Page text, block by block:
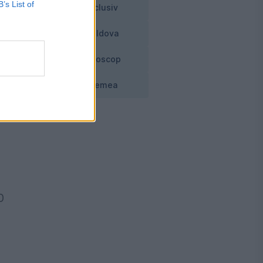
List of
Exclusiv
Moldova
Horoscop
Vremea